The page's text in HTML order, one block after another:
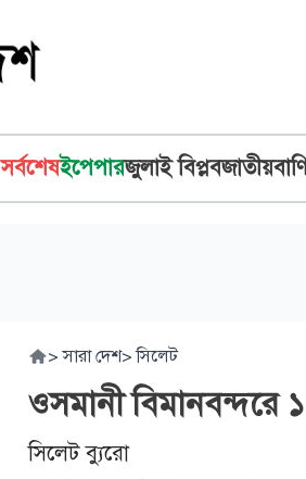
সর্বশেষইপেপারজুলাই বিপ্লবজাতীয়
> সারা দেশ> সিলেট
ওসমানী
সিলেট ব্যুরো